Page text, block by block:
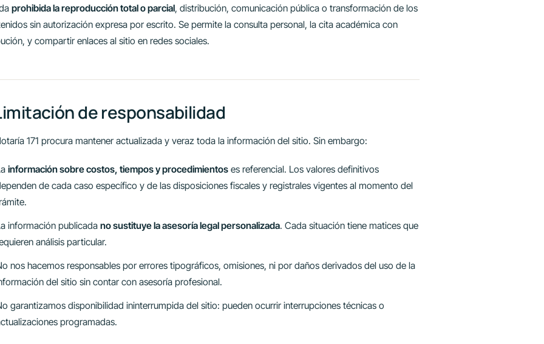
prohibida la reproducción total o parcial, distribución, comunicación pública o transformación de los
sin autorización expresa por escrito. Se permite la consulta personal, la cita académica con
y compartir enlaces al sitio en redes sociales.
de responsabilidad
171 procura mantener actualizada y veraz toda la información del sitio. Sin embargo:
información sobre costos, tiempos y procedimientos es referencial. Los valores definitivos
de cada caso específico y de las disposiciones fiscales y registrales vigentes al momento del
información publicadano sustituye la asesoría legal personalizada. Cada situación tiene matices que
análisis particular.
nos hacemos responsables por errores tipográficos, omisiones, ni por daños derivados del uso de la
del sitio sin contar con asesoría profesional.
garantizamos disponibilidad ininterrumpida del sitio: pueden ocurrir interrupciones técnicas o
programadas.